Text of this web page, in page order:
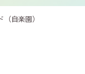
自楽園）